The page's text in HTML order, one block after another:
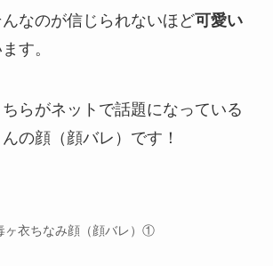
なのが信じられないほど可愛い
す。
らがネットで話題になっている
の顔（顔バレ） です！
ヶ衣ちなみ顔（顔バレ）①